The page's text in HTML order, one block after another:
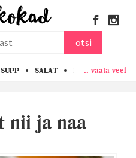
otsi
SUPP SALAT PASTA KANA
.. vaata veel
nii ja naa